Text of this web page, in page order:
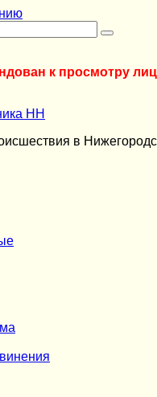
к просмотру
НН
в